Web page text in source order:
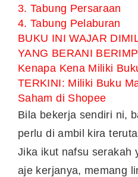
3. Tabung Persaraan
4. Tabung Pelaburan
BUKU INI WAJAR
YANG BERANI
Kenapa Kena Miliki
TERKINI: Miliki Buku
Saham di Shopee
Bila bekerja sendiri ni,
perlu di ambil kira
Jika ikut nafsu serakah
aje kerjanya, memang